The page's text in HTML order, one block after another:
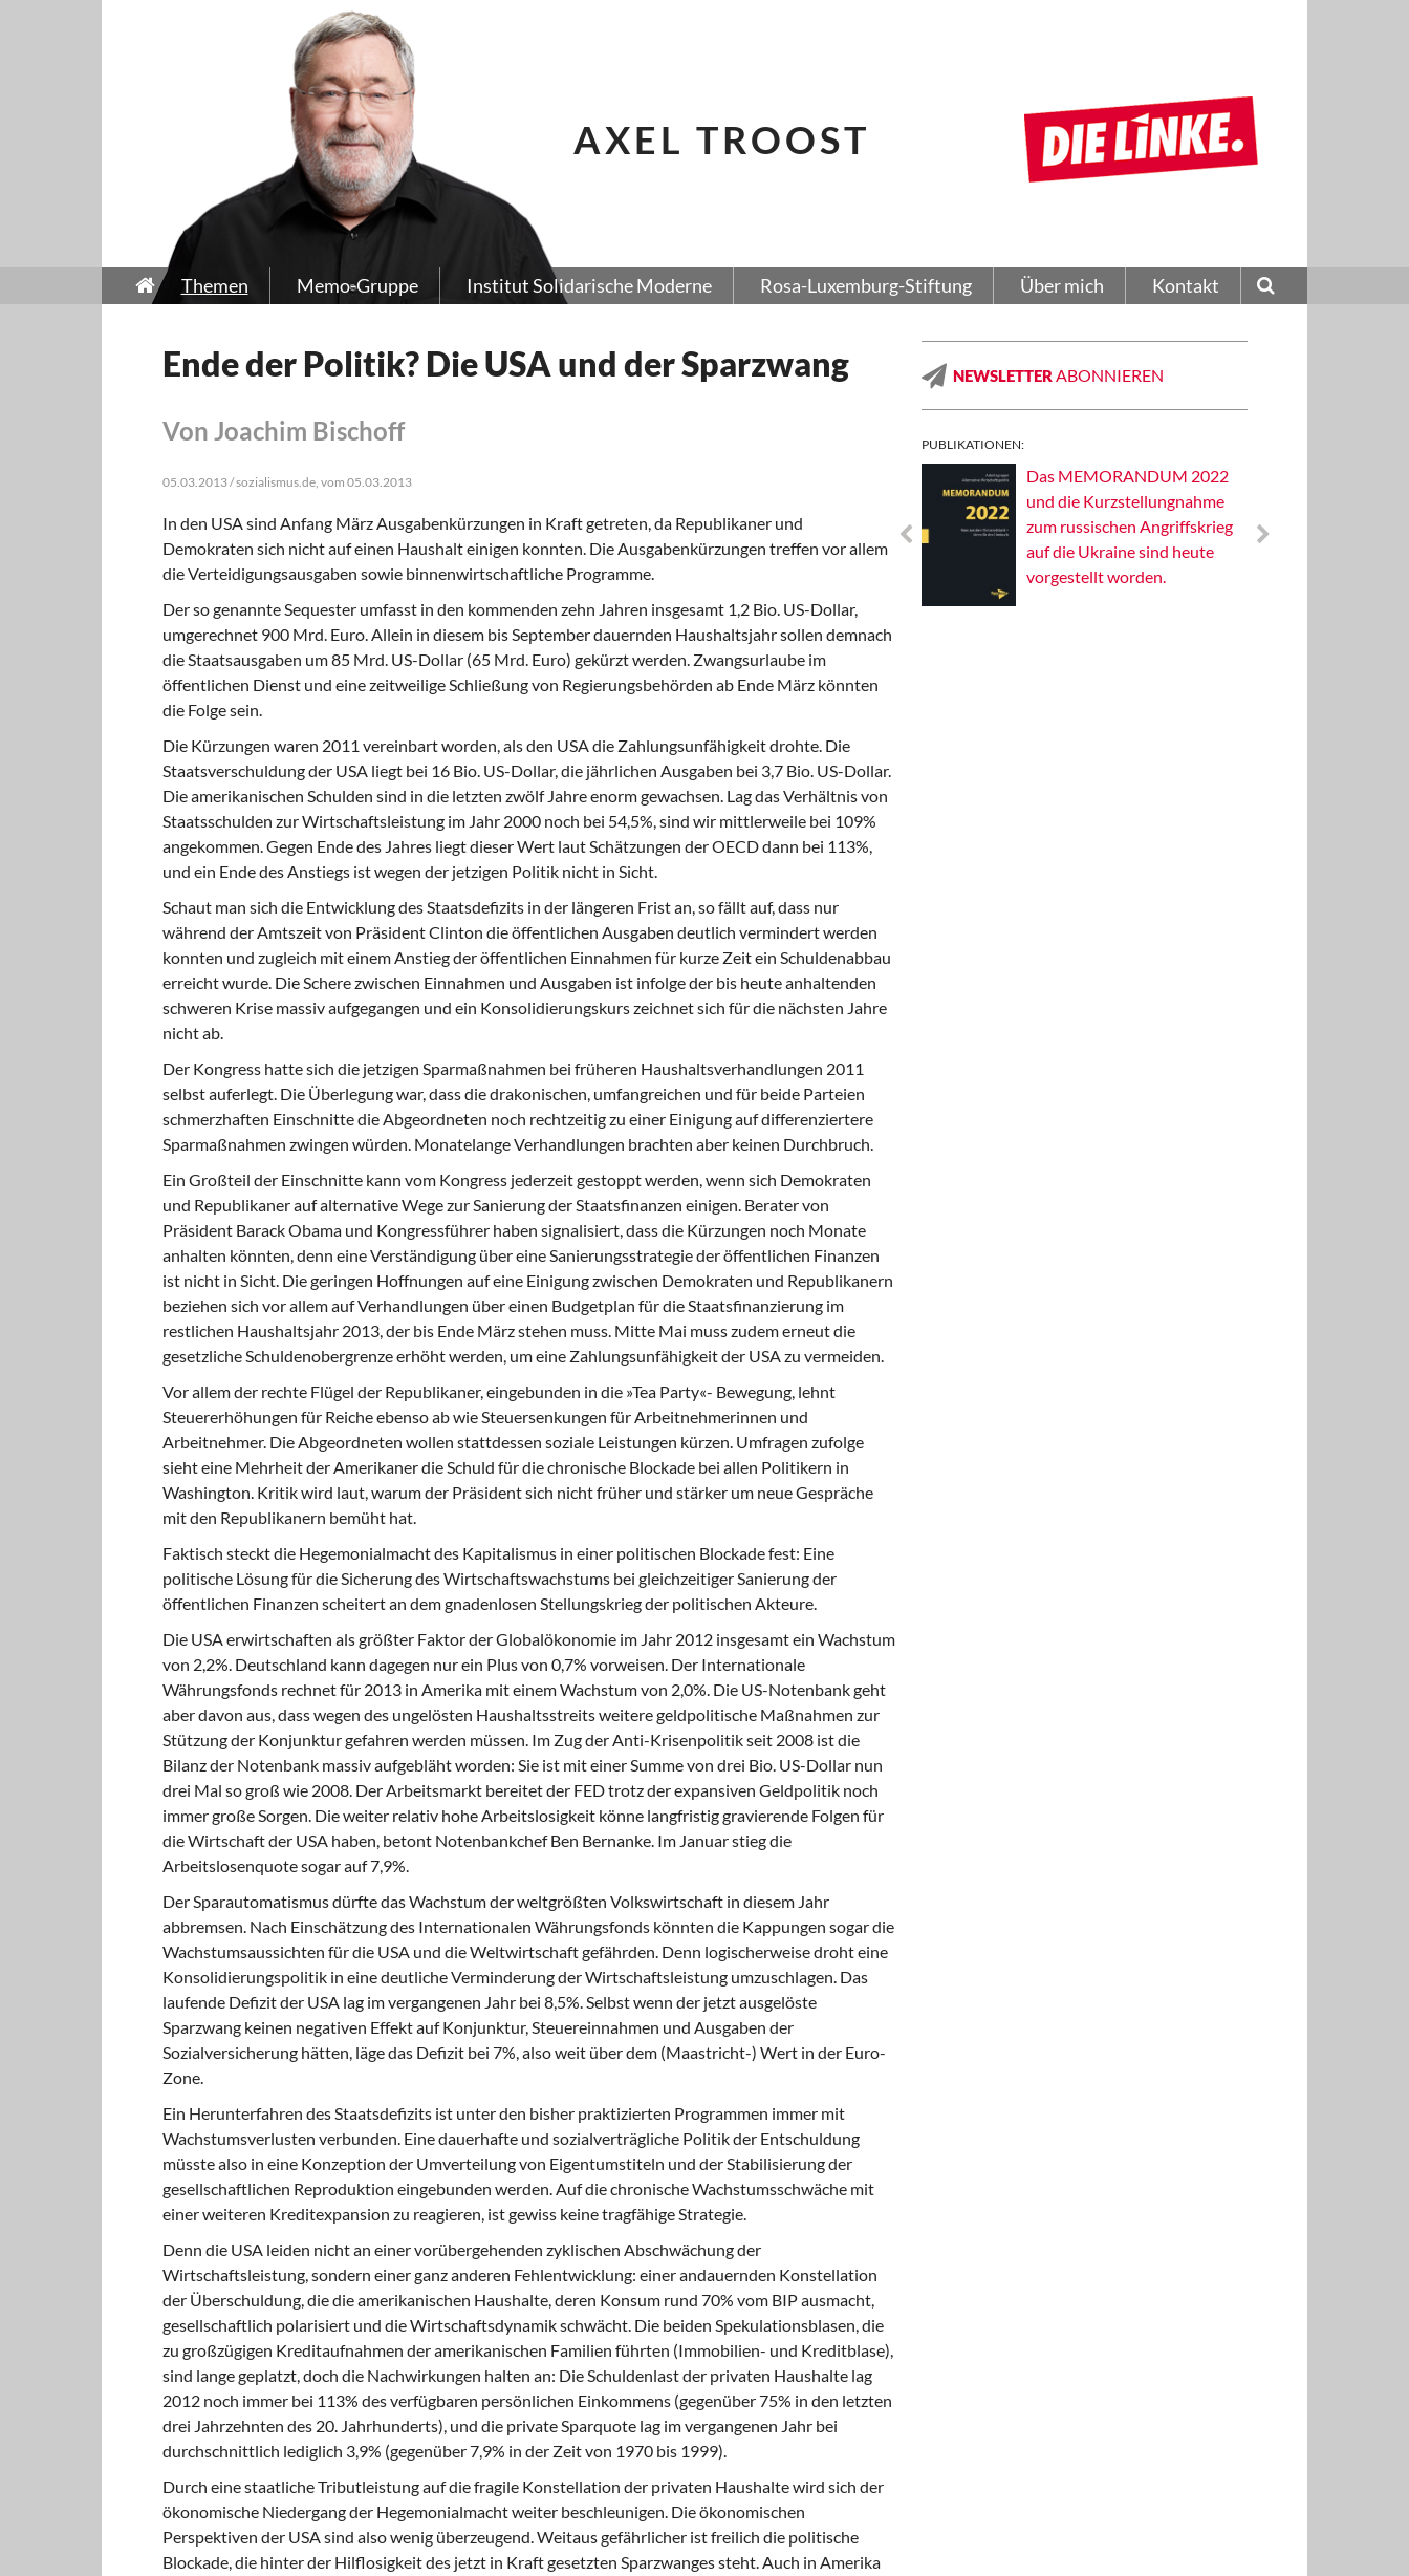
AXEL TROOST
Themen Memo-Gruppe Institut Solidarische Moderne Rosa-Luxemburg-Stiftung Über mich Kontakt
Ende der Politik? Die USA und der Sparzwang
Von Joachim Bischoff
05.03.2013 / sozialismus.de, vom 05.03.2013
In den USA sind Anfang März Ausgabenkürzungen in Kraft getreten, da Republikaner und
Demokraten sich nicht auf einen Haushalt einigen konnten. Die Ausgabenkürzungen treffen vor allem
die Verteidigungsausgaben sowie binnenwirtschaftliche Programme.
Der so genannte Sequester umfasst in den kommenden zehn Jahren insgesamt 1,2 Bio. US-Dollar,
umgerechnet 900 Mrd. Euro. Allein in diesem bis September dauernden Haushaltsjahr sollen demnach
die Staatsausgaben um 85 Mrd. US-Dollar (65 Mrd. Euro) gekürzt werden. Zwangsurlaube im
öffentlichen Dienst und eine zeitweilige Schließung von Regierungsbehörden ab Ende März könnten
die Folge sein.
Die Kürzungen waren 2011 vereinbart worden, als den USA die Zahlungsunfähigkeit drohte. Die
Staatsverschuldung der USA liegt bei 16 Bio. US-Dollar, die jährlichen Ausgaben bei 3,7 Bio. US-Dollar.
Die amerikanischen Schulden sind in die letzten zwölf Jahre enorm gewachsen. Lag das Verhältnis von
Staatsschulden zur Wirtschaftsleistung im Jahr 2000 noch bei 54,5%, sind wir mittlerweile bei 109%
angekommen. Gegen Ende des Jahres liegt dieser Wert laut Schätzungen der OECD dann bei 113%,
und ein Ende des Anstiegs ist wegen der jetzigen Politik nicht in Sicht.
Schaut man sich die Entwicklungdes Staatsdefizits in der längeren Frist an, so fällt auf, dass nur
während der Amtszeit von Präsident Clinton die öffentlichen Ausgaben deutlich vermindert werden
konnten und zugleich mit einem Anstieg der öffentlichen Einnahmen für kurze Zeit ein Schuldenabbau
erreicht wurde. Die Schere zwischen Einnahmen und Ausgaben ist infolge der bis heute anhaltenden
schweren Krise massiv aufgegangen und ein Konsolidierungskurs zeichnet sich für die nächsten Jahre
nicht ab.
Der Kongress hattesich die jetzigen Sparmaßnahmen bei früheren Haushaltsverhandlungen 2011
selbst auferlegt. Die Überlegung war, dass die drakonischen, umfangreichen und für beide Parteien
schmerzhaften Einschnitte die Abgeordneten noch rechtzeitig zu einer Einigung auf differenziertere
Sparmaßnahmen zwingen würden. Monatelange Verhandlungen brachten aber keinen Durchbruch.
Ein Großteil der Einschnittekann vom Kongress jederzeit gestoppt werden, wenn sich Demokraten
und Republikaner auf alternative Wege zur Sanierung der Staatsfinanzen einigen. Berater von
Präsident Barack Obama und Kongressführer haben signalisiert, dass die Kürzungen noch Monate
anhalten könnten, denn eine Verständigung über eine Sanierungsstrategie der öffentlichen Finanzen
ist nicht in Sicht. Die geringen Hoffnungen auf eine Einigung zwischen Demokraten und Republikanern
beziehen sich vor allem auf Verhandlungen über einen Budgetplan für die Staatsfinanzierung im
restlichen Haushaltsjahr 2013, der bis Ende März stehen muss. Mitte Mai muss zudem erneut die
gesetzliche Schuldenobergrenze erhöht werden, um eine Zahlungsunfähigkeit der USA zu vermeiden.
Vor allem der rechte Flügel der Republikaner, eingebunden in die »Tea Party«- Bewegung, lehnt
Steuererhöhungen für Reiche ebenso ab wie Steuersenkungen für Arbeitnehmerinnen und
Arbeitnehmer. Die Abgeordneten wollen stattdessen soziale Leistungen kürzen. Umfragen zufolge
sieht eine Mehrheit der Amerikaner die Schuld für die chronische Blockade bei allen Politikern in
Washington. Kritik wird laut, warum der Präsident sich nicht früher und stärker um neue Gespräche
mit den Republikanern bemüht hat.
Faktisch steckt die Hegemonialmachtdes Kapitalismus in einer politischen Blockade fest: Eine
politische Lösung für die Sicherung des Wirtschaftswachstums bei gleichzeitiger Sanierung der
öffentlichen Finanzen scheitert an dem gnadenlosen Stellungskrieg der politischen Akteure.
Die USA erwirtschaften als größter Faktor der Globalökonomie im Jahr 2012 insgesamt ein Wachstum
von 2,2%. Deutschland kann dagegen nur ein Plus von 0,7% vorweisen. Der Internationale
Währungsfonds rechnet für 2013 in Amerika mit einem Wachstum von 2,0%. Die US-Notenbank geht
aber davon aus, dass wegen des ungelösten Haushaltsstreits weitere geldpolitische Maßnahmen zur
Stützung der Konjunktur gefahren werden müssen. Im Zug der Anti-Krisenpolitik seit 2008 ist die
Bilanz der Notenbank massiv aufgebläht worden: Sie ist mit einer Summe von drei Bio. US-Dollar nun
drei Mal so groß wie 2008. Der Arbeitsmarkt bereitet der FED trotz der expansiven Geldpolitik noch
immer große Sorgen. Die weiter relativ hohe Arbeitslosigkeit könne langfristig gravierende Folgen für
die Wirtschaft der USA haben, betont Notenbankchef Ben Bernanke. Im Januar stieg die
Arbeitslosenquote sogar auf 7,9%.
Der Sparautomatismus dürfte das Wachstumder weltgrößten Volkswirtschaft in diesem Jahr
abbremsen. Nach Einschätzung des Internationalen Währungsfonds könnten die Kappungen sogar die
Wachstumsaussichten für die USA und die Weltwirtschaft gefährden. Denn logischerweise droht eine
Konsolidierungspolitik in eine deutliche Verminderung der Wirtschaftsleistung umzuschlagen. Das
laufende Defizit der USA lag im vergangenen Jahr bei 8,5%. Selbst wenn der jetzt ausgelöste
Sparzwang keinen negativen Effekt auf Konjunktur, Steuereinnahmen und Ausgaben der
Sozialversicherung hätten, läge das Defizit bei 7%, also weit über dem (Maastricht-) Wert in der Euro-
Zone.
Ein Herunterfahren des Staatsdefizitsist unter den bisher praktizierten Programmen immer mit
Wachstumsverlusten verbunden. Eine dauerhafte und sozialverträgliche Politik der Entschuldung
müsste also in eine Konzeption der Umverteilung von Eigentumstiteln und der Stabilisierung der
gesellschaftlichen Reproduktion eingebunden werden. Auf die chronische Wachstumsschwäche mit
einer weiteren Kreditexpansion zu reagieren, ist gewiss keine tragfähige Strategie.
Denn die USA leiden nichtan einer vorübergehenden zyklischen Abschwächung der
Wirtschaftsleistung, sondern einer ganz anderen Fehlentwicklung: einer andauernden Konstellation
der Überschuldung, die die amerikanischen Haushalte, deren Konsum rund 70% vom BIP ausmacht,
gesellschaftlich polarisiert und die Wirtschaftsdynamik schwächt. Die beiden Spekulationsblasen, die
zu großzügigen Kreditaufnahmen der amerikanischen Familien führten (Immobilien- und Kreditblase),
sind lange geplatzt, doch die Nachwirkungen halten an: Die Schuldenlast der privaten Haushalte lag
2012 noch immer bei 113% des verfügbaren persönlichen Einkommens (gegenüber 75% in den letzten
drei Jahrzehnten des 20. Jahrhunderts), und die private Sparquote lag im vergangenen Jahr bei
durchschnittlich lediglich 3,9% (gegenüber 7,9% in der Zeit von 1970 bis 1999).
Durch eine staatliche Tributleistungauf die fragile Konstellation der privaten Haushalte wird sich der
ökonomische Niedergang der Hegemonialmacht weiter beschleunigen. Die ökonomischen
Perspektiven der USA sind also wenig überzeugend. Weitaus gefährlicher ist freilich die politische
Blockade, die hinter der Hilflosigkeit des jetzt in Kraft gesetzten Sparzwanges steht. Auch in Amerika
NEWSLETTER ABONNIEREN
PUBLIKATIONEN:
Das MEMORANDUM 2022
und die Kurzstellungnahme
zum russischen Angriffskrieg
auf die Ukraine sind heute
vorgestellt worden.